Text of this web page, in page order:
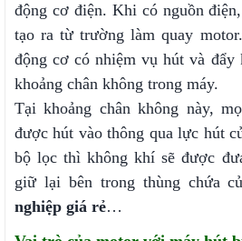
động cơ điện. Khi có nguồn
tạo ra từ trường làm quay
động cơ có nhiệm vụ hút và
khoảng chân không trong máy.
Tại khoảng chân không này,
được hút vào thông qua lực hút
bộ lọc thì không khí sẽ được
giữ lại bên trong thùng chứa
nghiệp giá rẻ…